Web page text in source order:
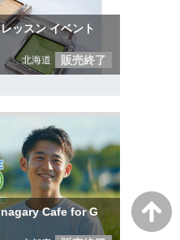
ッスン イベント
北海道 販売終了
Cafe for G